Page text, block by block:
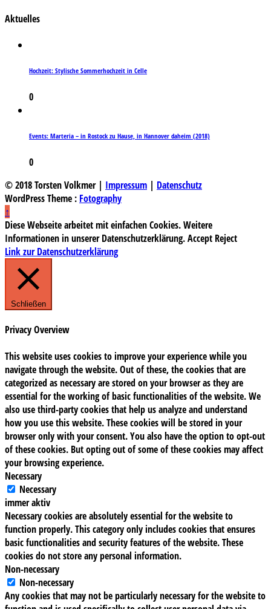
Aktuelles
Hochzeit: Stylische Sommerhochzeit in Celle
0
Events: Marteria – in Rostock zu Hause, in Hannover daheim (2018)
0
© 2018 Torsten Volkmer | Impressum | Datenschutz
WordPress Theme : Fotography
↑
Diese Webseite arbeitet mit einfachen Cookies. Weitere
Informationen in unserer Datenschutzerklärung.Accept Reject
Link zur Datenschutzerklärung
Schließen
Privacy Overview
This website uses cookies to improve your experience while you
navigate through the website. Out of these, the cookies that are
categorized as necessary are stored on your browser as they are
essential for the working of basic functionalities of the website. We
also use third-party cookies that help us analyze and understand
how you use this website. These cookies will be stored in your
browser only with your consent. You also have the option to opt-out
of these cookies. But opting out of some of these cookies may affect
your browsing experience.
Necessary
Necessary
immer aktiv
Necessary cookies are absolutely essential for the website to
function properly. This category only includes cookies that ensures
basic functionalities and security features of the website. These
cookies do not store any personal information.
Non-necessary
Non-necessary
Any cookies that may not be particularly necessary for the website to